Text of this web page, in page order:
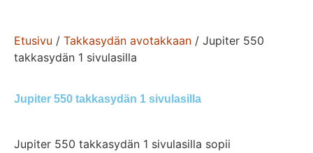
Etusivu / Takkasydän avotakkaan / Jupiter 550
takkasydän 1 sivulasilla
Jupiter 550 takkasydän 1 sivulasilla
Jupiter 550 takkasydän 1 sivulasilla sopii